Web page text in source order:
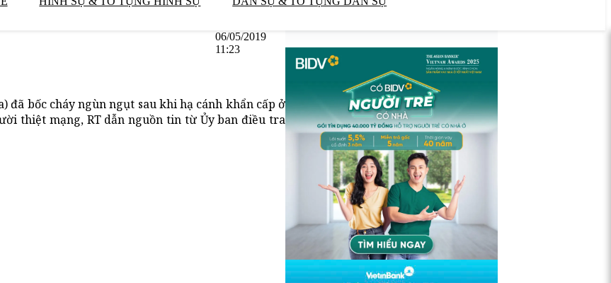
06/05/2019
11:23
đã bốc cháy ngùn ngụt sau khi hạ cánh khẩn cấp ở
thiệt mạng, RT dẫn nguồn tin từ Ủy ban điều tra